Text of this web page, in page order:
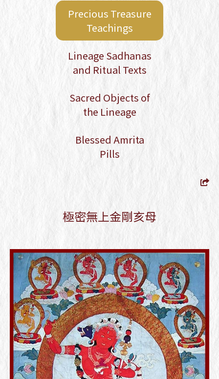
Transmissions — Official
Registration Form
Empowerment of Kurukullā, the
Lotus Ḍākinī, and Tsok Offering
Kyabje Gangteng Tulku Rinpoche -
2026 Taiwan Dharma Activities
Schedule
Precious Treasure
Teachings
Lineage Sadhanas
and Ritual Texts
Sacred Objects of
the Lineage
Blessed Amrita
Pills
極密無上金剛亥母